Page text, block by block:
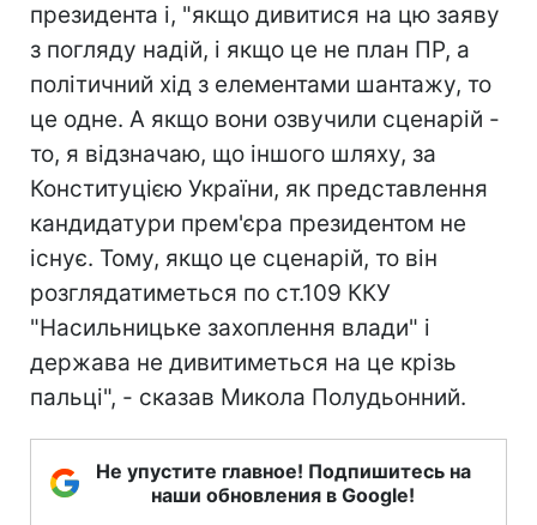
президента і, "якщо дивитися на цю заяву
з погляду надій, і якщо це не план ПР, а
політичний хід з елементами шантажу, то
це одне. А якщо вони озвучили сценарій -
то, я відзначаю, що іншого шляху, за
Конституцією України, як представлення
кандидатури прем'єра президентом не
існує. Тому, якщо це сценарій, то він
розглядатиметься по ст.109 ККУ
"Насильницьке захоплення влади" і
держава не дивитиметься на це крізь
пальці", - сказав Микола Полудьонний.
Не упустите главное! Подпишитесь на
наши обновления в Google!